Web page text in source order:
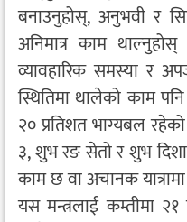
बनाउनुहोस्, अनुभवी र
अनिमात्र काम थाल्नुहोस्
व्यावहारिक समस्या र
स्थितिमा थालेको काम
२० प्रतिशत भाग्यबल
३, शुभ रङ सेतो र शुभ
काम छ वा अचानक
यस मन्त्रलाई कम्तीमा २१